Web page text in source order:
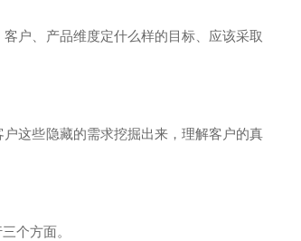
户、产品维度定什么样的目标、应该采取
这些隐藏的需求挖掘出来，理解客户的真
个方面。